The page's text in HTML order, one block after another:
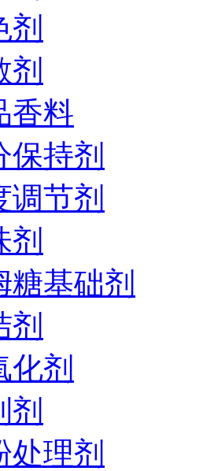
剂
剂
香料
保持剂
调节剂
剂
糖基础剂
剂
化剂
剂
处理剂